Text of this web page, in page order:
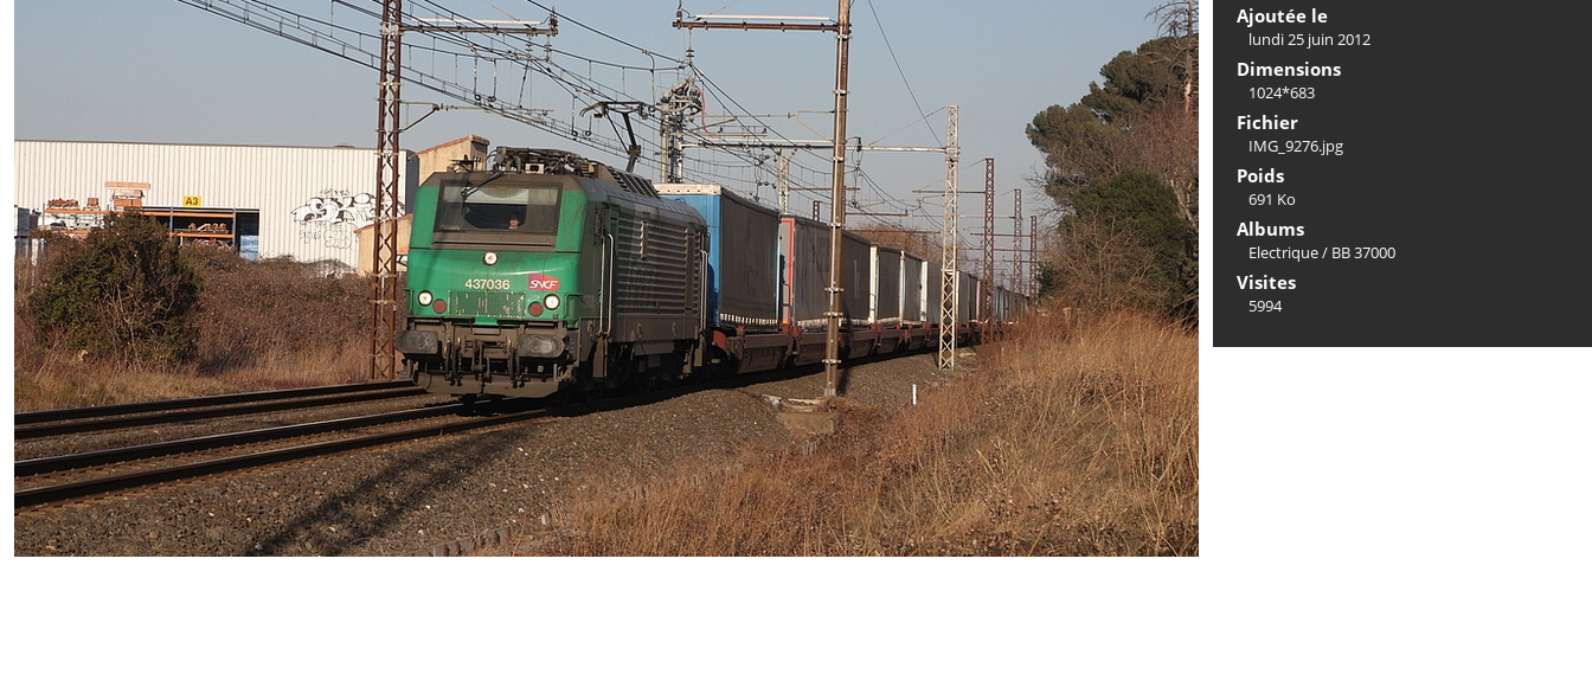
Ajoutée le
lundi 25 juin 2012
Dimensions
1024*683
Fichier
IMG_9276.jpg
Poids
691 Ko
Albums
Electrique/ BB 37000
Visites
5994